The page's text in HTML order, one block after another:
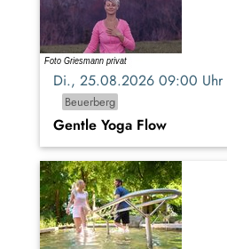
Di., 25.08.2026 09:00 Uhr
Beuerberg
Gentle Yoga Flow